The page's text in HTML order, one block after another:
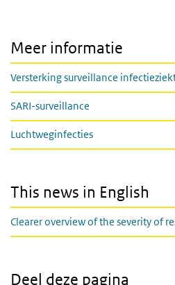
Meer informatie
Versterking surveillance
SARI-surveillance
Luchtweginfecties
This news in English
Clearer overview of the severity of
Deel deze pagina